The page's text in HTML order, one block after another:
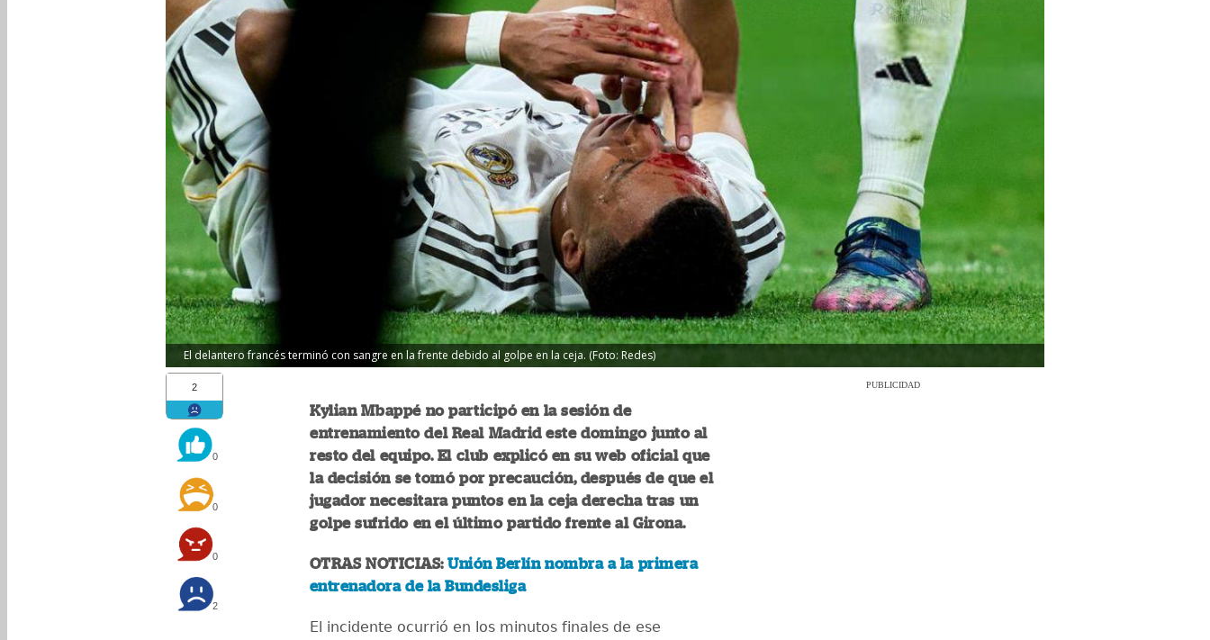
El delantero francés terminó con sangre en la frente debido al golpe en la ceja. (Foto: Redes)
2
0
0
0
2
Kylian Mbappé no participó en la sesión de
entrenamiento del Real Madrid este domingo junto al
resto del equipo. El club explicó en su web oficial que
la decisión se tomó por precaución, después de que el
jugador necesitara puntos en la ceja derecha tras un
golpe sufrido en el último partido frente al Girona.
OTRAS NOTICIAS:Unión Berlín nombra a la primera
entrenadora de la Bundesliga
El incidente ocurrió en los minutos finales de ese
PUBLICIDAD